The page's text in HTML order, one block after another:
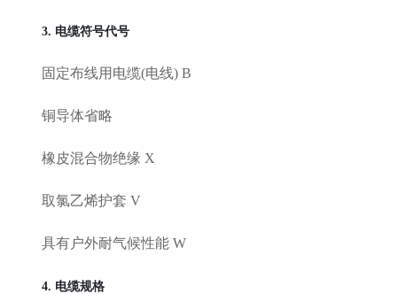
3. 电缆符号代号
固定布线用电缆(电线) B
铜导体省略
橡皮混合物绝缘 X
取氯乙烯护套 V
具有户外耐气候性能 W
4. 电缆规格